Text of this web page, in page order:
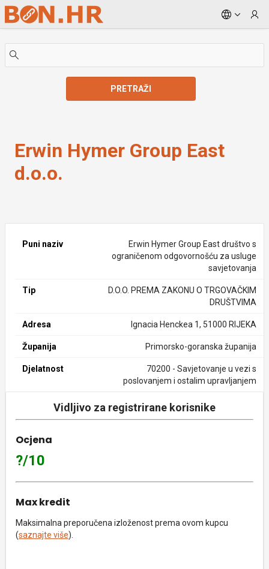
Skip to Main Content
PRETRAŽI
Erwin Hymer Group East
d.o.o.
Puni naziv
Erwin Hymer Group East društvo s
ograničenom odgovornošću za usluge
savjetovanja
Tip
D.O.O. PREMA ZAKONU O TRGOVAČKIM
DRUŠTVIMA
Adresa Ignacia Henckea 1, 51000 RIJEKA
Županija Primorsko-goranska županija
Djelatnost
70200 - Savjetovanje u vezi s
poslovanjem i ostalim upravljanjem
Vidljivo za registrirane korisnike
Ocjena
?/10
Max kredit
Maksimalna preporučena izloženost prema ovom kupcu
(saznajte više).